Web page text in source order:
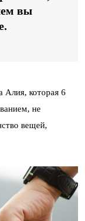
вы
Алия, которая 6
не
вещей,